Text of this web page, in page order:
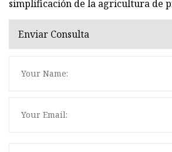
simplificación de la agricultura de
Enviar Consulta